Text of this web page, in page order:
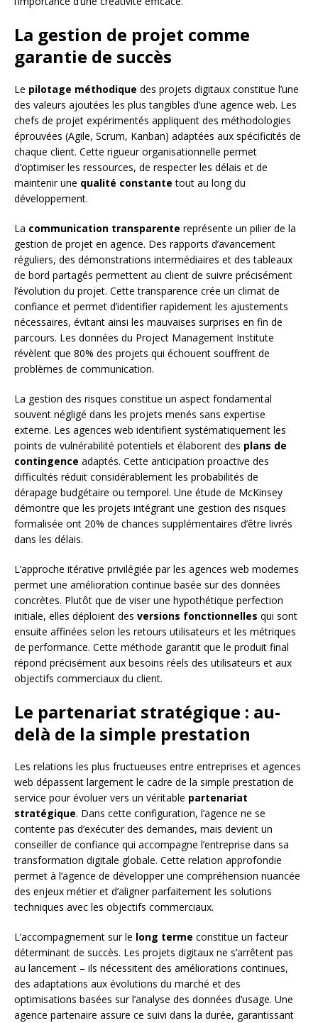
La gestion de projet comme
garantie de succès
Le pilotage méthodique des projets digitaux constitue l’une
des valeurs ajoutées les plus tangibles d’une agence web. Les
chefs de projet expérimentés appliquent des méthodologies
éprouvées (Agile, Scrum, Kanban) adaptées aux spécificités de
chaque client. Cette rigueur organisationnelle permet
d’optimiser les ressources, de respecter les délais et de
maintenir une qualité constante tout au long du
développement.
La communication transparente représente un pilier de la
gestion de projet en agence. Des rapports d’avancement
réguliers, des démonstrations intermédiaires et des tableaux
de bord partagés permettent au client de suivre précisément
l’évolution du projet. Cette transparence crée un climat de
confiance et permet d’identifier rapidement les ajustements
nécessaires, évitant ainsi les mauvaises surprises en fin de
parcours. Les données du Project Management Institute
révèlent que 80% des projets qui échouent souffrent de
problèmes de communication.
La gestion des risques constitue un aspect fondamental
souvent négligé dans les projets menés sans expertise
externe. Les agences web identifient systématiquement les
points de vulnérabilité potentiels et élaborent des plans de
contingence adaptés. Cette anticipation proactive des
difficultés réduit considérablement les probabilités de
dérapage budgétaire ou temporel. Une étude de McKinsey
démontre que les projets intégrant une gestion des risques
formalisée ont 20% de chances supplémentaires d’être livrés
dans les délais.
L’approche itérative privilégiée par les agences web modernes
permet une amélioration continue basée sur des données
concrètes. Plutôt que de viser une hypothétique perfection
initiale, elles déploient des versions fonctionnelles qui sont
ensuite affinées selon les retours utilisateurs et les métriques
de performance. Cette méthode garantit que le produit final
répond précisément aux besoins réels des utilisateurs et aux
objectifs commerciaux du client.
Le partenariat stratégique : au-
delà de la simple prestation
Les relations les plus fructueuses entre entreprises et agences
web dépassent largement le cadre de la simple prestation de
service pour évoluer vers un véritable partenariat
stratégique. Dans cette configuration, l’agence ne se
contente pas d’exécuter des demandes, mais devient un
conseiller de confiance qui accompagne l’entreprise dans sa
transformation digitale globale. Cette relation approfondie
permet à l’agence de développer une compréhension nuancée
des enjeux métier et d’aligner parfaitement les solutions
techniques avec les objectifs commerciaux.
L’accompagnement sur le long terme constitue un facteur
déterminant de succès. Les projets digitaux ne s’arrêtent pas
au lancement – ils nécessitent des améliorations continues,
des adaptations aux évolutions du marché et des
optimisations basées sur l’analyse des données d’usage. Une
agence partenaire assure ce suivi dans la durée, garantissant